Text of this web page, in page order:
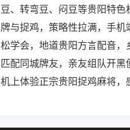
豆、转弯豆、闷豆等贵阳特
牌与捉鸡，策略性拉满，手
松学会，地道贵阳方言配音
匹配同城牌友，亲友组队开
机上体验正宗贵阳捉鸡麻将，